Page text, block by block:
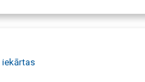
iekārtas